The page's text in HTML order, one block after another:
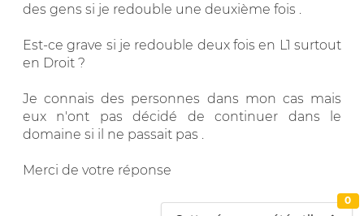
des gens si je redouble une deuxième fois .
Est-ce grave si je redouble deux fois en L1 surtout
en Droit ?
Je connais des personnes dans mon cas mais
eux n'ont pas décidé de continuer dans le
domaine si il ne passait pas .
Merci de votre réponse
0